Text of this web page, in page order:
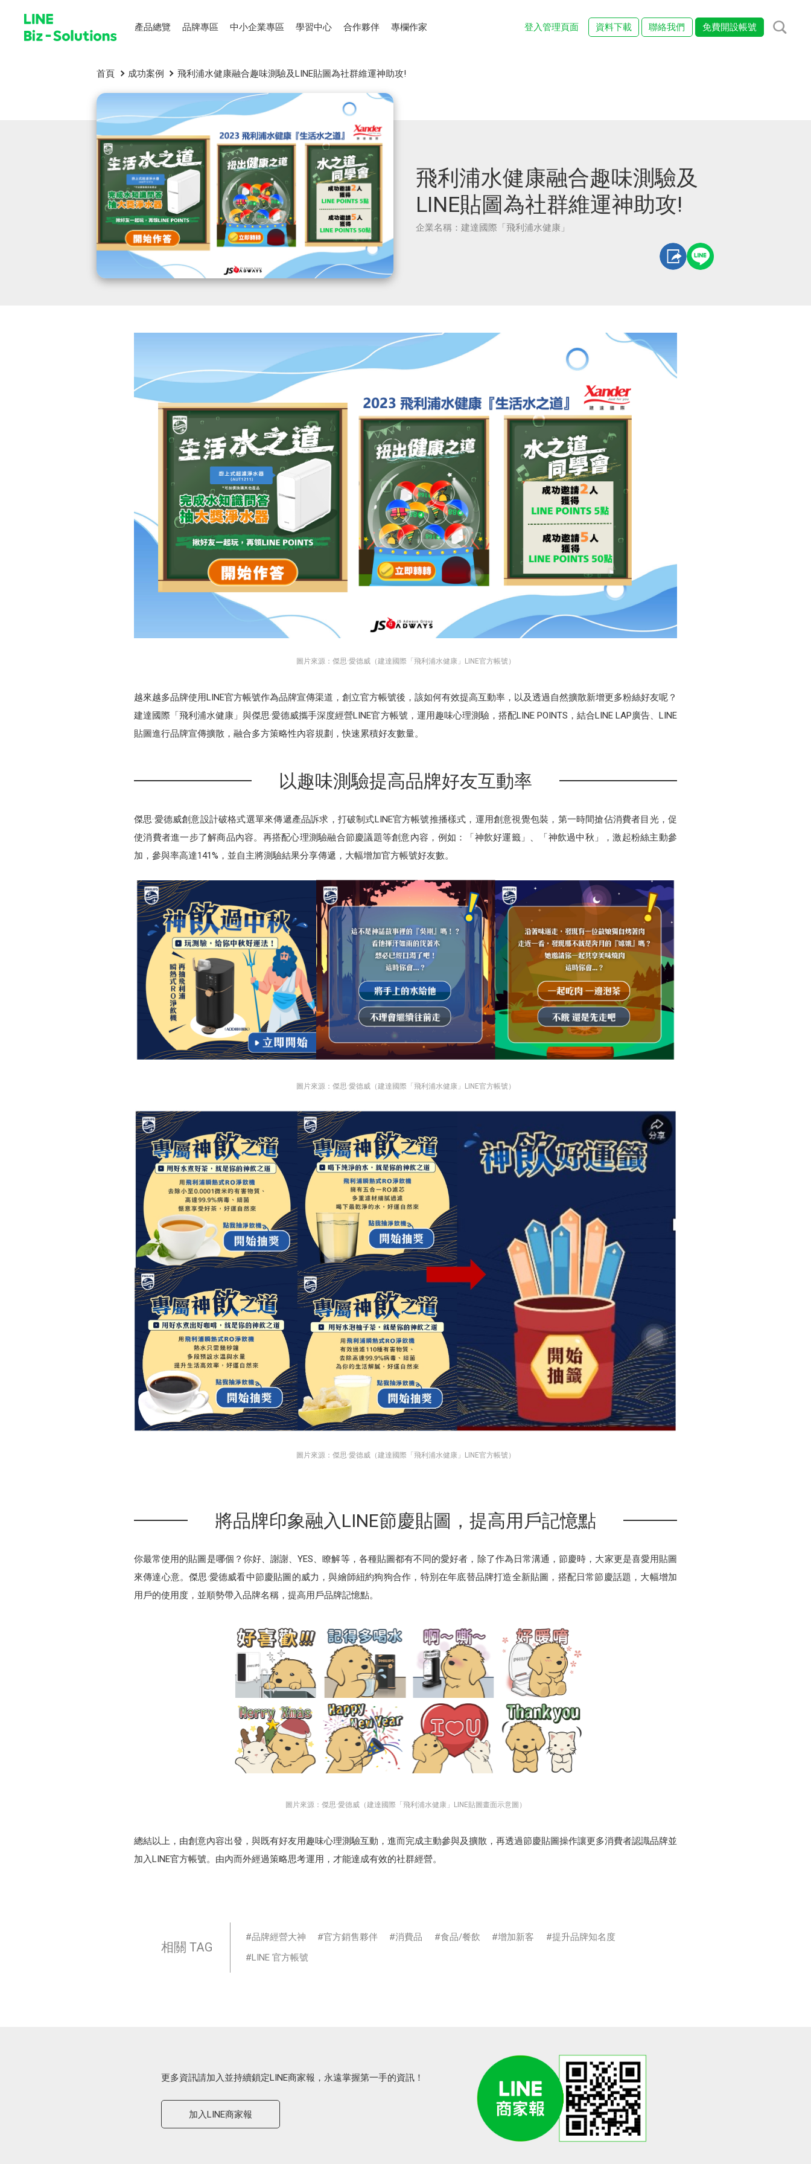
產品總覽 品牌專區 中小企業專區 學習中心 合作夥伴 專欄作家 登入管理頁面 資料下載 聯絡我們 免費開設帳號
首頁 成功案例 飛利浦水健康融合趣味測驗及LINE貼圖為社群維運神助攻!
飛利浦水健康融合趣味測驗及
LINE貼圖為社群維運神助攻!
企業名稱：建達國際「飛利浦水健康」
圖片來源：傑思·愛德威（建達國際「飛利浦水健康」LINE官方帳號）
越來越多品牌使用LINE官方帳號作為品牌宣傳渠道，創立官方帳號後，該如何有效提高互動率，以及透過自然擴散新增更多粉絲好友呢？
建達國際「飛利浦水健康」與傑思·愛德威攜手深度經營LINE官方帳號，運用趣味心理測驗，搭配LINE POINTS，結合LINE LAP廣告、LINE
貼圖進行品牌宣傳擴散，融合多方策略性內容規劃，快速累積好友數量。
以趣味測驗提高品牌好友互動率
傑思·愛德威創意設計破格式選單來傳遞產品訴求，打破制式LINE官方帳號推播樣式，運用創意視覺包裝，第一時間搶佔消費者目光，促
使消費者進一步了解商品內容。再搭配心理測驗融合節慶議題等創意內容，例如：「神飲好運籤」、「神飲過中秋」，激起粉絲主動參
加，參與率高達141%，並自主將測驗結果分享傳遞，大幅增加官方帳號好友數。
圖片來源：傑思·愛德威（建達國際「飛利浦水健康」LINE官方帳號）
圖片來源：傑思·愛德威（建達國際「飛利浦水健康」LINE官方帳號）
將品牌印象融入LINE節慶貼圖，提高用戶記憶點
你最常使用的貼圖是哪個？你好、謝謝、YES、瞭解等，各種貼圖都有不同的愛好者，除了作為日常溝通，節慶時，大家更是喜愛用貼圖
來傳達心意。傑思·愛德威看中節慶貼圖的威力，與繪師紐約狗狗合作，特別在年底替品牌打造全新貼圖，搭配日常節慶話題，大幅增加
用戶的使用度，並順勢帶入品牌名稱，提高用戶品牌記憶點。
圖片來源：傑思·愛德威（建達國際「飛利浦水健康」LINE貼圖畫面示意圖）
總結以上，由創意內容出發，與既有好友用趣味心理測驗互動，進而完成主動參與及擴散，再透過節慶貼圖操作讓更多消費者認識品牌並
加入LINE官方帳號。由內而外經過策略思考運用，才能達成有效的社群經營。
相關 TAG
品牌經營大神 官方銷售夥伴 消費品 食品/餐飲 增加新客
提升品牌知名度
LINE 官方帳號
更多資訊請加入並持續鎖定LINE商家報，永遠掌握第一手的資訊！
加入LINE商家報